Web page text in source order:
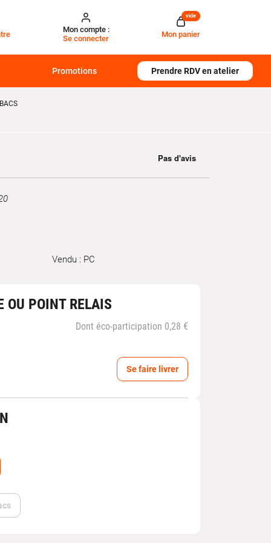
Mon compte :
Se connecter
Mon panier
vide
Promotions Prendre RDV en atelier
Vendu : PC
OU POINT RELAIS
Dont éco-participation 0,28 €
Se faire livrer